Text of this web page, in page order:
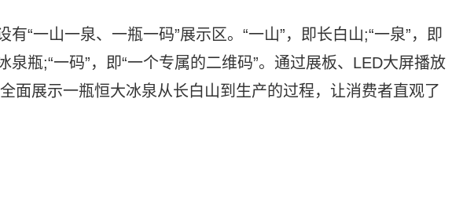
有“一山一泉、一瓶一码”展示区。“一山”，即长白山;“一泉”，即
泉瓶;“一码”，即“一个专属的二维码”。通过展板、LED大屏播放
面展示一瓶恒大冰泉从长白山到生产的过程，让消费者直观了